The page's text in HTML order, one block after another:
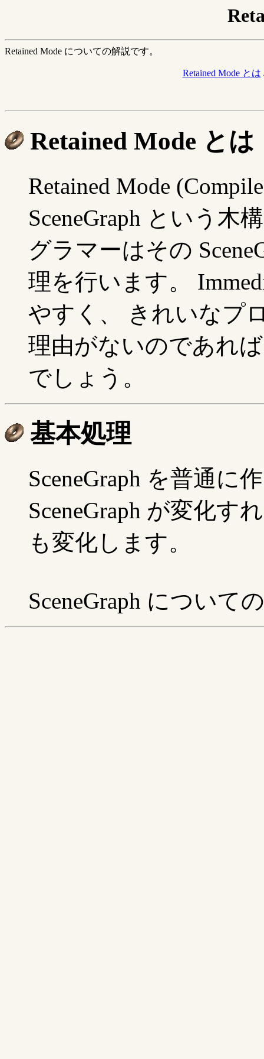
Retained Mode についての解説です。
Retained Mode とは
Retained Mode とは
Retained Mode
SceneGraph という木
グラマーはその
理を行います。
やすく、 きれいなプ
理由がないのであれ
でしょう。
基本処理
SceneGraph を普通に
SceneGraph が変化す
も変化します。
SceneGraph について